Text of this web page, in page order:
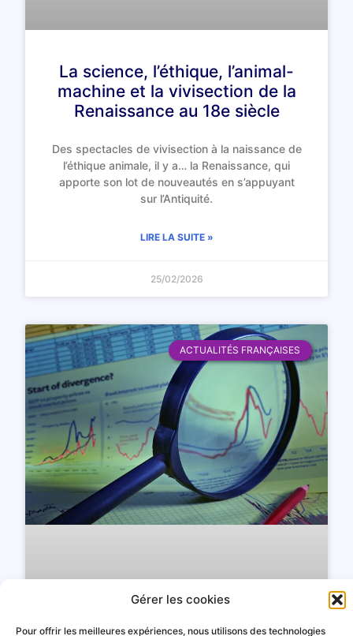
Gérer les cookies
Pour offrir les meilleures expériences, nous utilisons des technologies
La science, l’éthique, l’animal-
machine et la vivisection de la
Renaissance au 18e siècle
Des spectacles de vivisection à la naissance de
l’éthique animale, il y a… la Renaissance, qui
apporte son lot de nouveautés en s’appuyant
sur l’Antiquité.
LIRE LA SUITE »
25/02/2026
ACTUALITÉS FRANÇAISES